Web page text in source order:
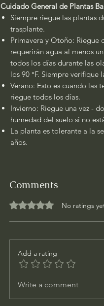
Cuidado General de Plantas
Siempre riegue las plantas
trasplante.
Primavera y Otoño: Riegue
requerirán agua al menos
todos los días durante las
los 90 °F. Siempre verifique
Verano: Esto es cuando las
riegue todos los días.
Invierno: Riegue una vez -
humedad del suelo si no
La planta es tolerante a la
años.
Comments
Rated 0 out of 5 stars. No ratings
Add a rating
Write a comment